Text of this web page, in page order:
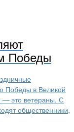
Победы
Победы в Великой
— это ветераны. С
общественники,